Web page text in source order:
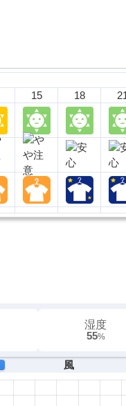
15 18
湿度
55%
風